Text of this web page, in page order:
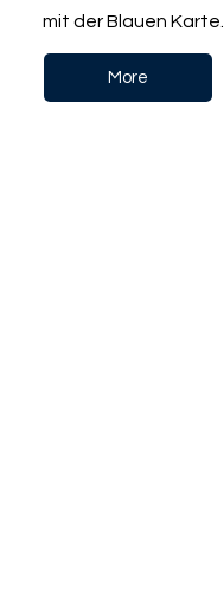
mit der Blauen Karte.
More